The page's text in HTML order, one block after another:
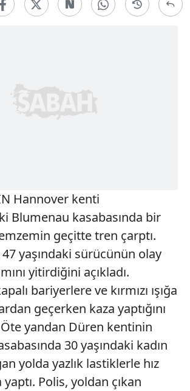
Hannover kenti
Blumenau kasabasında bir
geçitte tren çarptı.
yaşındaki sürücünün olay
yitirdiğini açıkladı.
bariyerlere ve kırmızı ışığa
geçerken kaza yaptığını
yandan Düren kentinin
30 yaşındaki kadın
yolda yazlık lastiklerle hız
yaptı. Polis, yoldan çıkan